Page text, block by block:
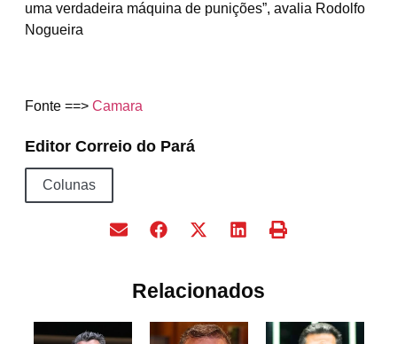
uma verdadeira máquina de punições”, avalia Rodolfo
Nogueira
Fonte ==> Camara
Editor Correio do Pará
Colunas
Relacionados